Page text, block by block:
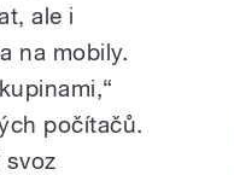
ale i
na mobily.
počítačů.
svoz